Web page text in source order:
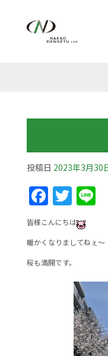
投稿日 2023年3月30
F
a
c
e
b
T
w
itt
er
Li
e
皆様こんにちは
暖かくなりましてねぇ～
桜も満開です。